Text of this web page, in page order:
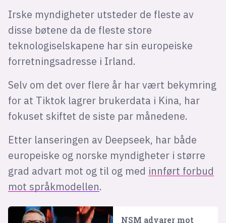
Irske myndigheter utsteder de fleste av
disse bøtene da de fleste store
teknologiselskapene har sin europeiske
forretningsadresse i Irland.
Selv om det over flere år har vært bekymring
for at Tiktok lagrer brukerdata i Kina, har
fokuset skiftet de siste par månedene.
Etter lanseringen av Deepseek, har både
europeiske og norske myndigheter i større
grad advart mot og til og med innført forbud
mot språkmodellen.
NSM advarer mot